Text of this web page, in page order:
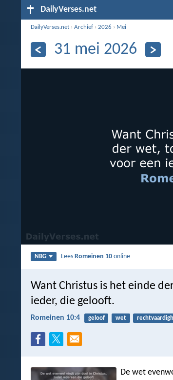
DailyVerses.net
DailyVerses.net ›Archief ›2026 › Mei
31 mei 2026
NBG LeesRomeinen 10 online
Want Christus is het einde
ieder, die gelooft.
Romeinen 10:4 geloof wet
De wet